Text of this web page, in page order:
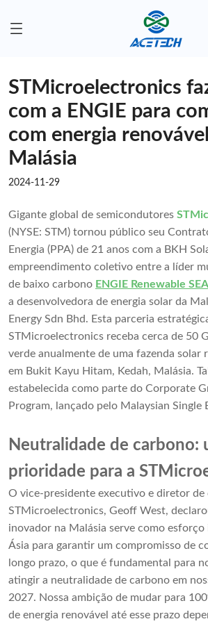
STMicroelectronics
com a ENGIE para
com energia
Malásia
2024-11-29
Gigante global de semicondutores
(NYSE: STM) tornou público seu
Energia (PPA) de 21 anos com a BKH
empreendimento coletivo entre a líder
de baixo carbono ENGIE Renewable
a desenvolvedora de energia solar da
Energy Sdn Bhd. Esta parceria
STMicroelectronics receba cerca de 50
verde anualmente de uma fazenda solar
em Bukit Kayu Hitam, Kedah, Malásia.
estabelecida como parte do Corporate
Program, lançado pelo Malaysian Single
Neutralidade de carbono:
prioridade para a
O vice-presidente executivo e diretor de
STMicroelectronics, Geoff West,
inovador na Malásia serve como esforço
Ásia para garantir um compromisso de
longo prazo, o que é fundamental para
atingir a neutralidade de carbono em
2027. Nossa ambição de mudar para
de energia renovável até esse prazo